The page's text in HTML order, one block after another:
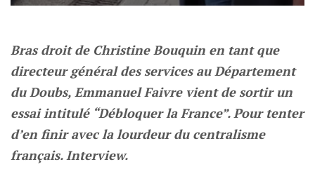
Bras droit de Christine Bouquin en tant que
directeur général des services au Département
du Doubs, Emmanuel Faivre vient de sortir un
essai intitulé “Débloquer la France”. Pour tenter
d’en finir avec la lourdeur du centralisme
français. Interview.